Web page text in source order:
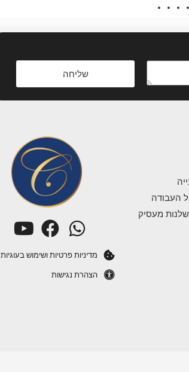
שליחה
העבודה
מעסיק
מדיניות פרטיות ושימוש בעוגיות
הצהרת נגישות